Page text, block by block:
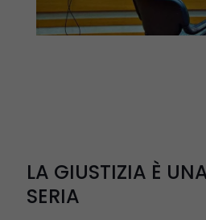
LA GIUSTIZIA È
SERIA